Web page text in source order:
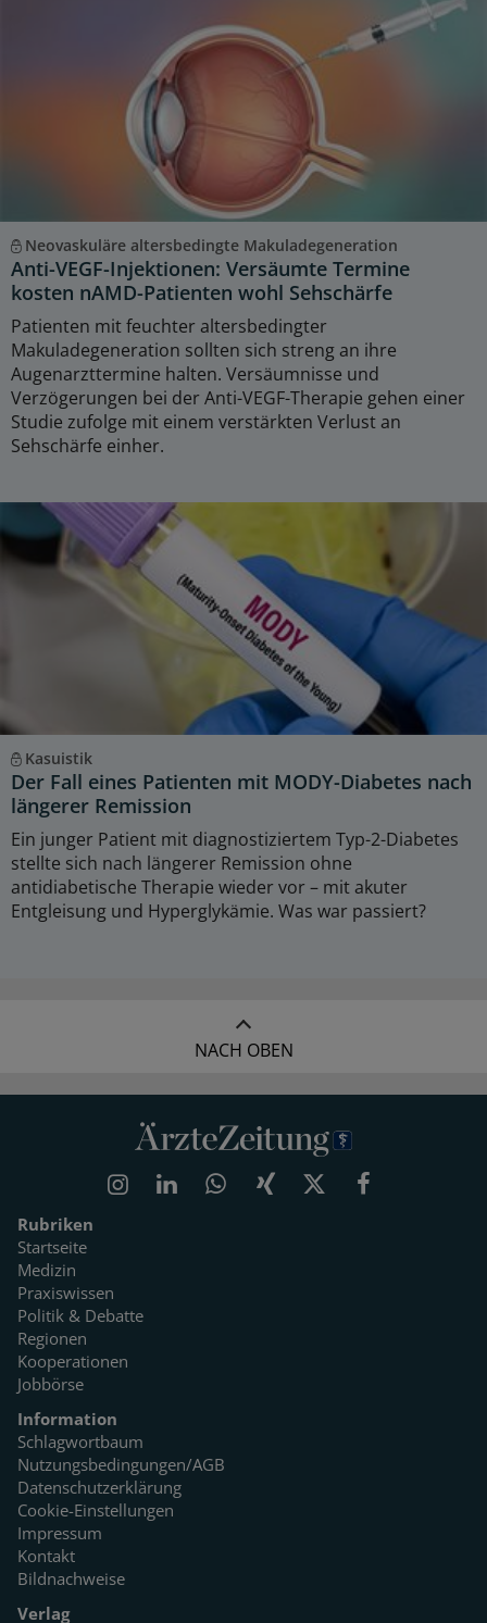
Neovaskuläre altersbedingte Makuladegeneration
Anti-VEGF-Injektionen: Versäumte Termine
kosten nAMD-Patienten wohl Sehschärfe
Patienten mit feuchter altersbedingter
Makuladegeneration sollten sich streng an ihre
Augenarzttermine halten. Versäumnisse und
Verzögerungen bei der Anti-VEGF-Therapie gehen einer
Studie zufolge mit einem verstärkten Verlust an
Sehschärfe einher.
Kasuistik
Der Fall eines Patienten mit MODY-Diabetes nach
längerer Remission
Ein junger Patient mit diagnostiziertem Typ-2-Diabetes
stellte sich nach längerer Remission ohne
antidiabetische Therapie wieder vor – mit akuter
Entgleisung und Hyperglykämie. Was war passiert?
NACH OBEN
Rubriken
Startseite
Medizin
Praxiswissen
Politik & Debatte
Regionen
Kooperationen
Jobbörse
Information
Schlagwortbaum
Nutzungsbedingungen/AGB
Datenschutzerklärung
Cookie-Einstellungen
Impressum
Kontakt
Bildnachweise
Verlag